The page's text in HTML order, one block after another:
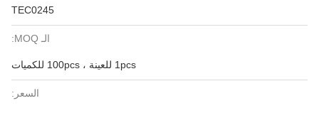
TEC0245
الـ MOQ:
1pcs للعينة ، 100pcs للكميات
السعر: